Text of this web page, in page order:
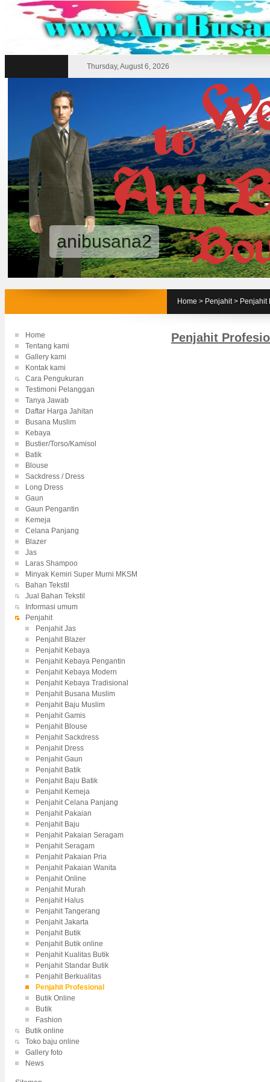
Thursday, August 6, 2026
Home > Penjahit> Penjahit
Home
Tentang kami
Gallery kami
Kontak kami
Cara Pengukuran
Testimoni Pelanggan
Tanya Jawab
Daftar Harga Jahitan
Busana Muslim
Kebaya
Bustier/Torso/Kamisol
Batik
Blouse
Sackdress / Dress
Long Dress
Gaun
Gaun Pengantin
Kemeja
Celana Panjang
Blazer
Jas
Laras Shampoo
Minyak Kemiri Super Murni MKSM
Bahan Tekstil
Jual Bahan Tekstil
Informasi umum
Penjahit
Penjahit Jas
Penjahit Blazer
Penjahit Kebaya
Penjahit Kebaya Pengantin
Penjahit Kebaya Modern
Penjahit Kebaya Tradisional
Penjahit Busana Muslim
Penjahit Baju Muslim
Penjahit Gamis
Penjahit Blouse
Penjahit Sackdress
Penjahit Dress
Penjahit Gaun
Penjahit Batik
Penjahit Baju Batik
Penjahit Kemeja
Penjahit Celana Panjang
Penjahit Pakaian
Penjahit Baju
Penjahit Pakaian Seragam
Penjahit Seragam
Penjahit Pakaian Pria
Penjahit Pakaian Wanita
Penjahit Online
Penjahit Murah
Penjahit Halus
Penjahit Tangerang
Penjahit Jakarta
Penjahit Butik
Penjahit Butik online
Penjahit Kualitas Butik
Penjahit Standar Butik
Penjahit Berkualitas
Penjahit Profesional
Butik Online
Butik
Fashion
Butik online
Toko baju online
Gallery foto
News
Penjahit